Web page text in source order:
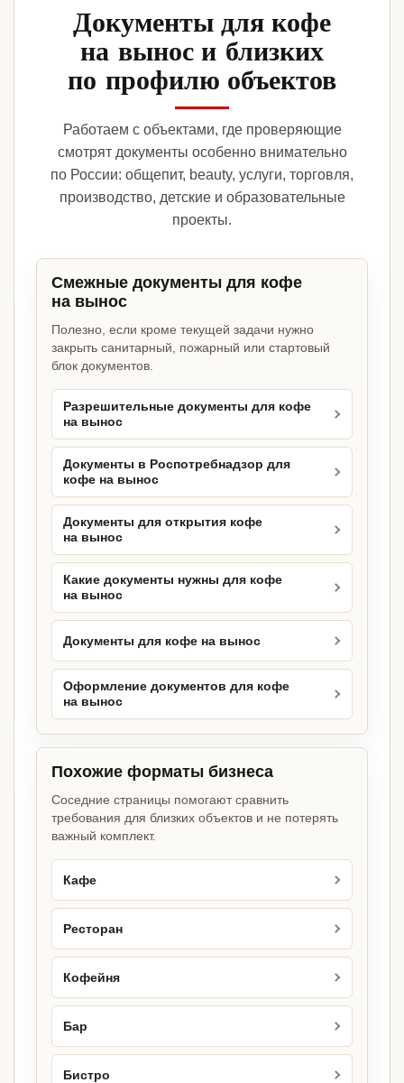
Документы для кофе
на вынос и близких
по профилю объектов
Работаем с объектами, где проверяющие
смотрят документы особенно внимательно
по России: общепит, beauty, услуги, торговля,
производство, детские и образовательные
проекты.
Смежные документы для кофе
на вынос
Полезно, если кроме текущей задачи нужно
закрыть санитарный, пожарный или стартовый
блок документов.
Разрешительные документы для кофе
на вынос
Документы в Роспотребнадзор для
кофе на вынос
Документы для открытия кофе
на вынос
Какие документы нужны для кофе
на вынос
Документы для кофе на вынос
Оформление документов для кофе
на вынос
Похожие форматы бизнеса
Соседние страницы помогают сравнить
требования для близких объектов и не потерять
важный комплект.
Кафе
Ресторан
Кофейня
Бар
Бистро